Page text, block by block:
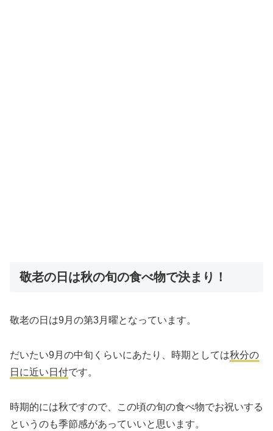
敬老の日は秋の旬の食べ物で決まり！
敬老の日は9月の第3月曜となっています。
だいたい9月の中旬くらいにあたり、時期としては秋分の
日に近い日付です。
時期的には秋ですので、この頃の旬の食べ物でお祝いする
というのも季節感があっていいと思います。